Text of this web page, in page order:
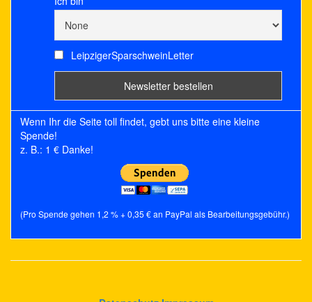
LeipzigerSparschweinLetter
Wenn Ihr die Seite toll findet, gebt uns bitte eine kleine
Spende!
z. B.: 1 € Danke!
(Pro Spende gehen 1,2 % + 0,35 € an PayPal als Bearbeitungsgebühr.)